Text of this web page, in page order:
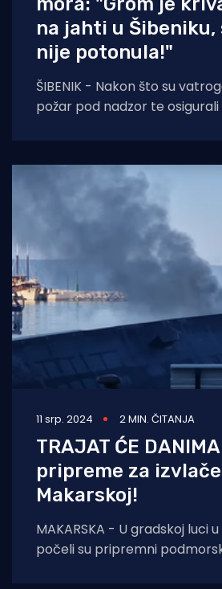
na jahti u Šibeniku,
nije potonula!"
ŠIBENIK - Nakon što su
požar pod nadzor te
11 srp. 2024 2 MIN. ČITANJA
TRAJAT ĆE
pripreme za
Makarskoj!
MAKARSKA - U gradskoj luci
počeli su pripremni